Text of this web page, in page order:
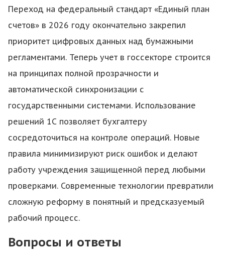
Переход на федеральный стандарт «Единый план
счетов» в 2026 году окончательно закрепил
приоритет цифровых данных над бумажными
регламентами. Теперь учет в госсекторе строится
на принципах полной прозрачности и
автоматической синхронизации с
государственными системами. Использование
решений 1С позволяет бухгалтеру
сосредоточиться на контроле операций. Новые
правила минимизируют риск ошибок и делают
работу учреждения защищенной перед любыми
проверками. Современные технологии превратили
сложную реформу в понятный и предсказуемый
рабочий процесс.
Вопросы и ответы